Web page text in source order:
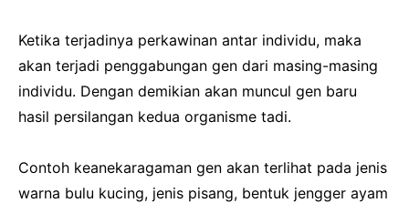
Ketika terjadinya perkawinan antar individu, maka
akan terjadi penggabungan gen dari masing-masing
individu. Dengan demikian akan muncul gen baru
hasil persilangan kedua organisme tadi.
Contoh keanekaragaman gen akan terlihat pada jenis
warna bulu kucing, jenis pisang, bentuk jengger ayam